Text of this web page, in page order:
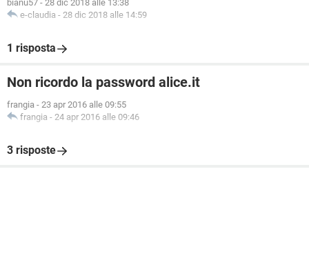
bianu57 - 28 dic 2018 alle 13:38
e-claudia - 28 dic 2018 alle 14:59
1 risposta
Non ricordo la password alice.it
frangia - 23 apr 2016 alle 09:55
frangia - 24 apr 2016 alle 09:46
3 risposte